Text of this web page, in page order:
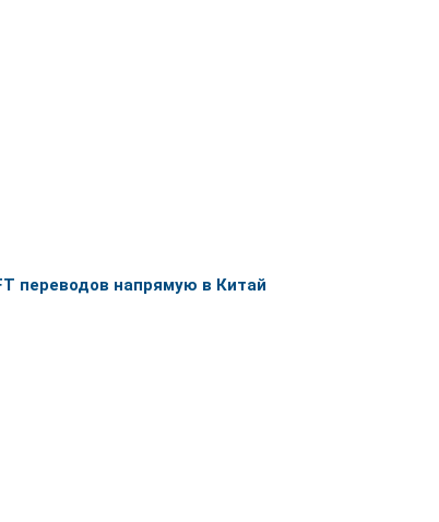
переводов напрямую в Китай